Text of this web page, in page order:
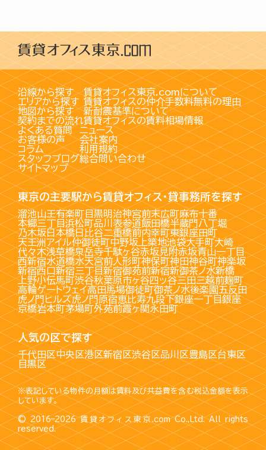
沿線から探す
エリアから探す
地図から探す
契約までの流れ
賃貸オフィス東京.comについて
賃貸オフィスの仲介手数料無料の理由
新耐震基準について
賃貸オフィスの賃料相場情報
よくある質問
お客様の声
コラム
スタッフブログ
サイトマップ
ニュース
会社案内
利用規約
総合問い合わせ
東京の主要駅から賃貸オフィス・貸事務所を探す
溜池山王有楽町目黒明治神宮前末広町麻布十番
本郷三丁目浜松町品川 表参道飯田橋半蔵門八丁堀
乃木坂日本橋日比谷二重橋前内幸町東銀座田町
天王洲アイル仲御徒町中野坂上築地池袋大手町大崎
代々木浅草橋泉岳寺千駄ヶ谷赤坂見附赤坂青山一丁目
西新宿水道橋水天宮前人形町神保町神田神谷町神楽坂
新宿西口新宿三丁目新宿御苑前新宿新御茶ノ水新橋
上野小伝馬町渋谷秋葉原市ヶ谷四ッ谷三田三越前麹町
高輪ゲートウェイ高田馬場御徒町御茶ノ水後楽園五反田
虎ノ門ヒルズ虎ノ門原宿恵比寿九段下銀座一丁目銀座
京橋岩本町茅場町外苑前霞ヶ関永田町
人気の区で探す
千代田区中央区港区新宿区渋谷区品川区豊島区台東区
目黒区
※表記している物件の月額は賃料及び共益費を含む税込金額を表示
しています。
© 2016–2026賃貸オフィス東京.comCo.,Ltd. All rights
reserved.